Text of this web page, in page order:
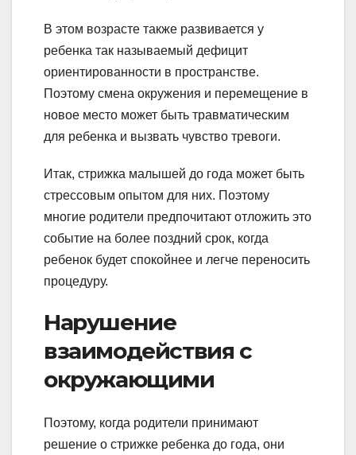
В этом возрасте также развивается у
ребенка так называемый дефицит
ориентированности в пространстве.
Поэтому смена окружения и перемещение в
новое место может быть травматическим
для ребенка и вызвать чувство тревоги.
Итак, стрижка малышей до года может быть
стрессовым опытом для них. Поэтому
многие родители предпочитают отложить это
событие на более поздний срок, когда
ребенок будет спокойнее и легче переносить
процедуру.
Нарушение
взаимодействия с
окружающими
Поэтому, когда родители принимают
решение о стрижке ребенка до года, они